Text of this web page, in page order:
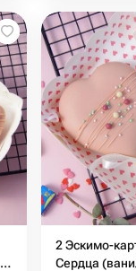
2 Эскимо-
Сердца